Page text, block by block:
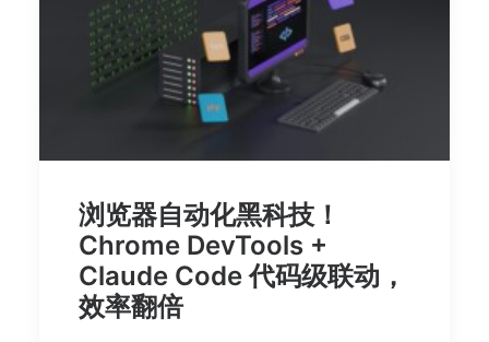
浏览器自动化黑科技！
Chrome DevTools +
Claude Code 代码级联动，
效率翻倍